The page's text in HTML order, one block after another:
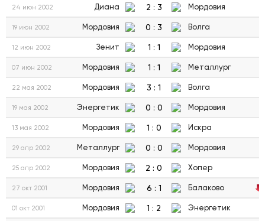
24 июн 2002 Диана 2 : 3 Мордовия
19 июн 2002 Мордовия 0 : 3 Волга
12 июн 2002 Зенит 1 : 1 Мордовия
07 июн 2002 Мордовия 1 : 1 Металлург
22 мая 2002 Мордовия 3 : 1 Волга
19 мая 2002 Энергетик 0 : 0 Мордовия
13 мая 2002 Мордовия 1 : 0 Искра
29 апр 2002 Металлург 0 : 0 Мордовия
25 апр 2002 Мордовия 2 : 0 Хопер
27 окт 2001 Мордовия 6 : 1 Балаково
01 окт 2001 Мордовия 1 : 2 Энергетик